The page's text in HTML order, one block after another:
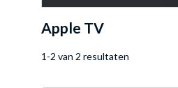
Apple TV
1-2 van 2 resultaten